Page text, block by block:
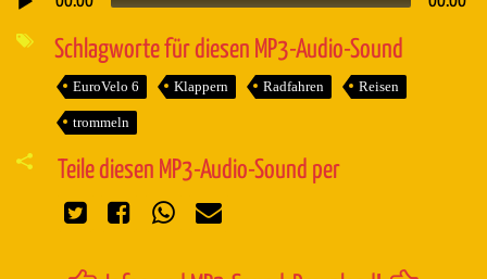
Audio-
Schlagworte für diesen MP3-Audio-Sound
EuroVelo 6 Klappern Radfahren Reisen
trommeln
Teile diesen MP3-Audio-Sound per